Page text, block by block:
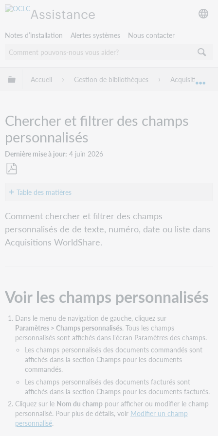
Assistance
Notes d’installation Alertes systèmes Nous contacter
Développer/réduire la hiérarchie globale
Accueil Gestion de bibliothèques Acquisitions
Chercher et filtrer des champs
personnalisés
Dernière mise à jour 4 juin 2026
en
que
Table des matières
les
champs
personnalisés
de
texte
Chercher
avec
un
champ
numéro
personnalisé
Chercher
avec
un
champ
Comment chercher et filtrer des champs
personnalisés de de texte, numéro, date ou liste dans
Acquisitions WorldShare.
Voir les champs personnalisés
Dans le menu de navigation de gauche, cliquez sur
Paramètres > Champs personnalisés. Tous les champs
personnalisés sont affichés dans l'écran Paramètres des champs.
Les champs personnalisés des documents commandés sont
affichés dans la section Champs pour les documents
commandés.
Les champs personnalisés des documents facturés sont
affichés dans la section Champs pour les documents facturés.
Cliquez sur le Nom du champpour afficher ou modifier le champ
personnalisé. Pour plus de détails, voir Modifier un champ
personnalisé.